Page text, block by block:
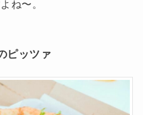
ね〜。
ピッツァ